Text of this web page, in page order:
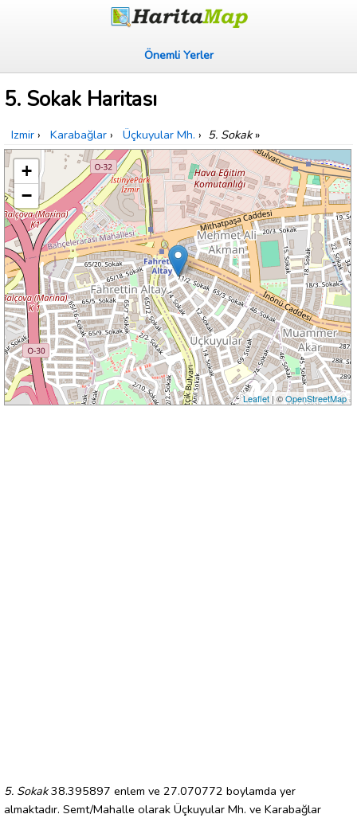
Önemli Yerler
5. Sokak Haritası
Izmir › Karabağlar › Üçkuyular Mh. › 5. Sokak»
+
−
Leaflet| ©OpenStreetMap
5. Sokak38.395897 enlem ve 27.070772 boylamda yer
almaktadır. Semt/Mahalle olarak Üçkuyular Mh. ve Karabağlar